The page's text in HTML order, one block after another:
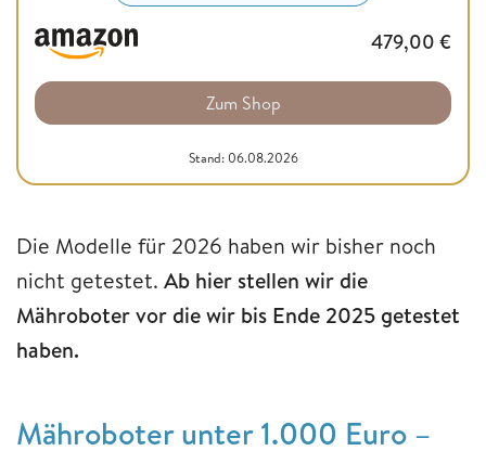
479,00 €
Zum Shop
Stand: 06.08.2026
Die Modelle für 2026 haben wir bisher noch
nicht getestet. Ab hier stellen wir die
Mähroboter vor die wir bis Ende 2025 getestet
haben.
Mähroboter unter 1.000 Euro –